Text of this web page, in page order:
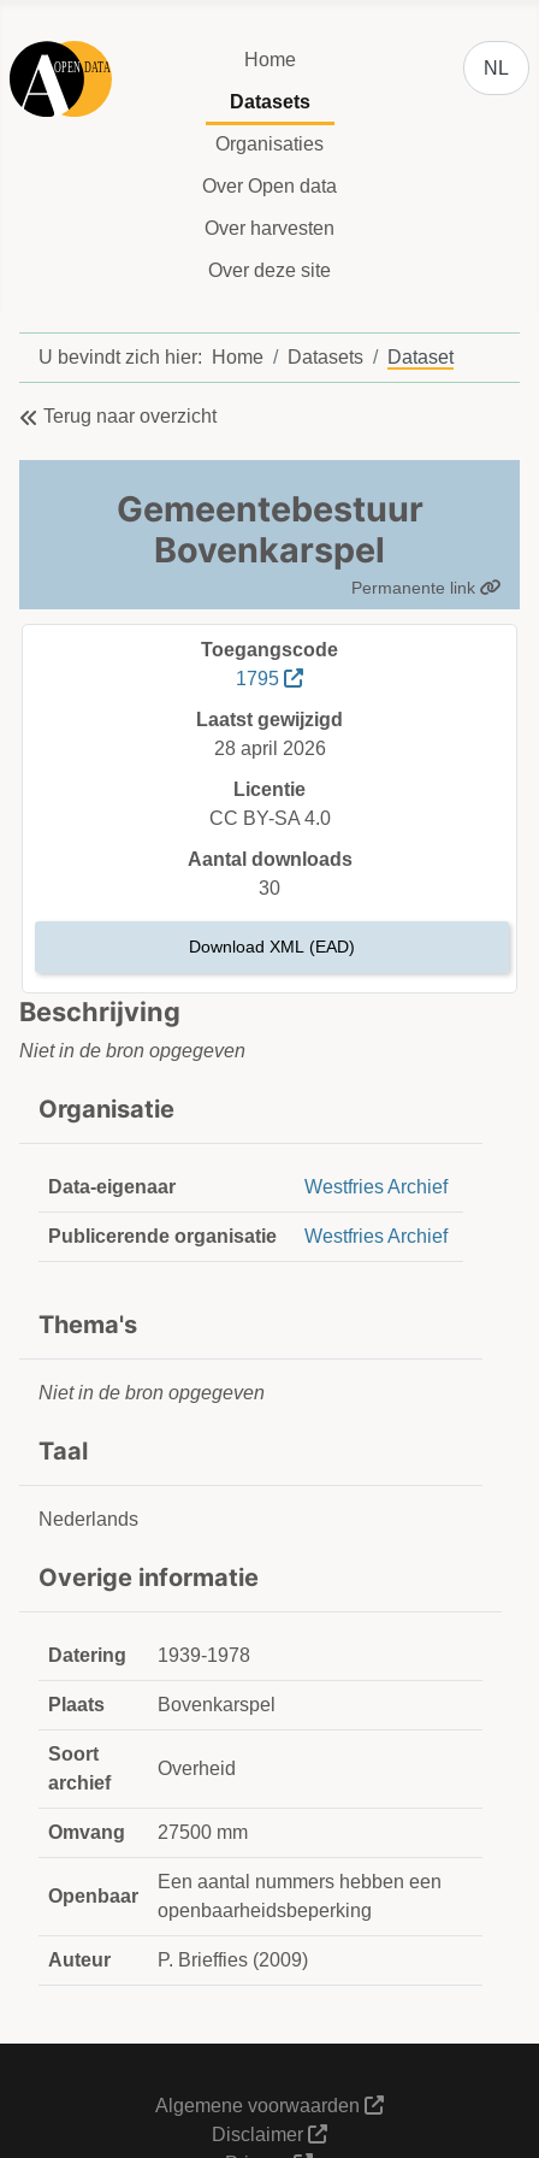
Home
Datasets
Organisaties
Over Open data
Over harvesten
Over deze site
NL
U bevindt zich hier: Home Datasets Dataset
Terug naar overzicht
Gemeentebestuur
Bovenkarspel
Permanente link
Beschrijving
Niet in de bron opgegeven
Organisatie
Data-eigenaar Westfries Archief
Publicerende organisatie Westfries Archief
Thema's
Niet in de bron opgegeven
Taal
Nederlands
Overige informatie
Datering 1939-1978
Plaats Bovenkarspel
Soort
archief
Overheid
Omvang 27500 mm
Openbaar
Een aantal nummers hebben een
openbaarheidsbeperking
Auteur P. Brieffies (2009)
Toegangscode
1795
Laatst gewijzigd
28 april 2026
Licentie
CC BY-SA 4.0
Aantal downloads
30
Download XML (EAD)
Algemene voorwaarden
Disclaimer